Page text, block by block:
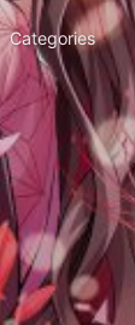
Categories